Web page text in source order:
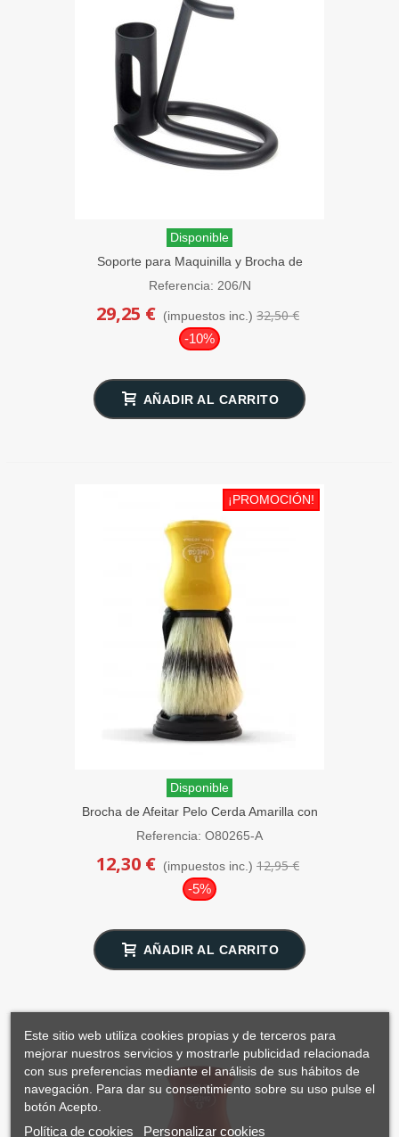
Disponible
Soporte para Maquinilla y Brocha de
Afeitar Negro Omega
Referencia: 206/N
29,25 € (impuestos inc.) 32,50 €
-10%
AÑADIR AL CARRITO
¡PROMOCIÓN!
Disponible
Brocha de Afeitar Pelo Cerda Amarilla con
Soporte Omega
Referencia: O80265-A
12,30 € (impuestos inc.) 12,95 €
-5%
AÑADIR AL CARRITO
Este sitio web utiliza cookies propias y de terceros para
mejorar nuestros servicios y mostrarle publicidad relacionada
con sus preferencias mediante el análisis de sus hábitos de
navegación. Para dar su consentimiento sobre su uso pulse el
botón Acepto.
Política de cookies Personalizar cookies